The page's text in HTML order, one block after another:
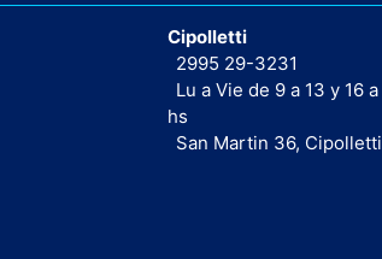
Cipolletti
2995 29-3231
Lu a Vie de 9 a 13 y 16
hs
San Martin 36, Cipolletti